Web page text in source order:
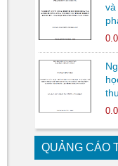
và
QUẢNG CÁO